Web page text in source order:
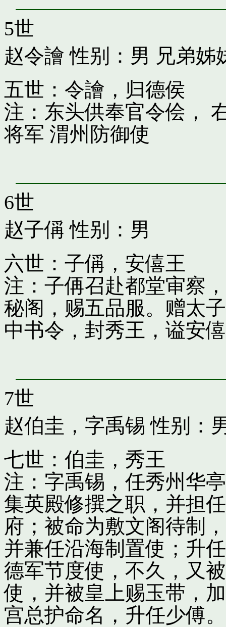
5世
赵令譮 性别：男 兄弟姊
五世：令譮，归德侯
注：东头供奉官令侩，
将军 渭州防御使
6世
赵子偁 性别：男
六世：子偁，安僖王
注：子侢召赴都堂审察
秘阁，赐五品服。赠太
中书令，封秀王，谥安
7世
赵伯圭，字禹锡 性别：
七世：伯圭，秀王
注：字禹锡，任秀州华
集英殿修撰之职，并担
府；被命为敷文阁待制
并兼任沿海制置使；升
德军节度使，不久，又
使，并被皇上赐玉带，
宫总护命名，升任少傅